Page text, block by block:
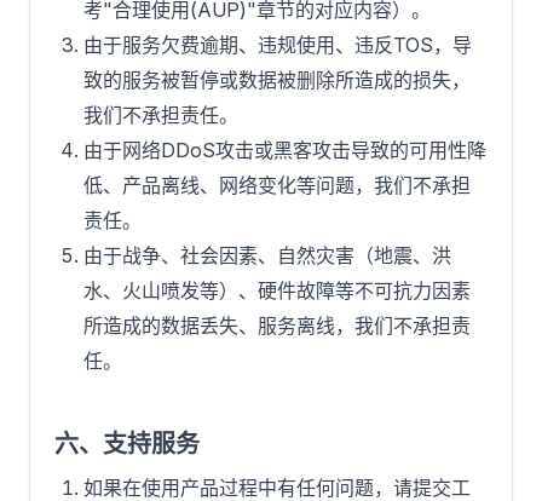
考"合理使用(AUP)"章节的对应内容）。
由于服务欠费逾期、违规使用、违反TOS，导
致的服务被暂停或数据被删除所造成的损失，
我们不承担责任。
由于网络DDoS攻击或黑客攻击导致的可用性降
低、产品离线、网络变化等问题，我们不承担
责任。
由于战争、社会因素、自然灾害（地震、洪
水、火山喷发等）、硬件故障等不可抗力因素
所造成的数据丢失、服务离线，我们不承担责
任。
六、支持服务
如果在使用产品过程中有任何问题，请提交工